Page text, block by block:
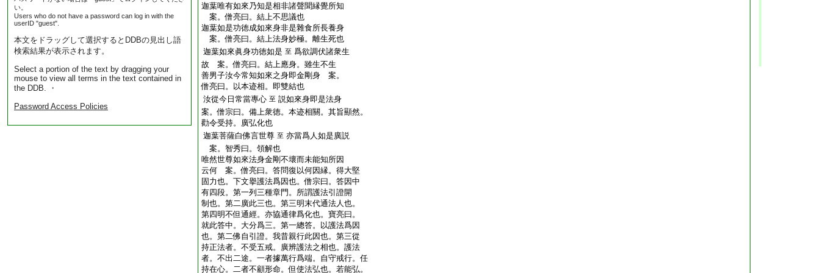
い。
Users who do not have a password can log in with the
userID "guest".
本文をドラッグして選択するとDDBの見出し語
検索結果が表示されます。
Select a portion of the text by dragging your
mouse to view all terms in the text contained in
the DDB. ・
Password Access Policies
迦葉唯有如來乃知是相非諸聲聞縁覺所知
案。僧亮曰。結上不思議也
迦葉如是功徳成如來身非是雜食所長養身
案。僧亮曰。結上法身妙極。離生死也
迦葉如來眞身功徳如是 至 爲欲調伏諸衆生
故 案。僧亮曰。結上應身。雖生不生
善男子汝今常知如來之身即金剛身 案。
僧亮曰。以本迹相。即雙結也
汝從今日常當專心 至 説如來身即是法身
案。僧宗曰。備上衆徳。本迹相關。其旨顯然。
勸令受持。廣弘化也
迦葉菩薩白佛言世尊 至 亦當爲人如是廣説
案。智秀曰。領解也
唯然世尊如來法身金剛不壞而未能知所因
云何 案。僧亮曰。答問復以何因縁。得大堅
固力也。下文擧護法爲因也。僧宗曰。答因中
有四段。第一列三種章門。所謂護法引證開
制也。第二廣此三也。第三明末代通法人也。
第四明不但通經。亦協通律爲化也。寶亮曰。
就此答中。大分爲三。第一總答。以護法爲因
也。第二佛自引證。我昔親行此因也。第三從
持正法者。不受五戒。廣辨護法之相也。護法
者。不出二途。一者據萬行爲端。自守戒行。任
持在心。二者不顧形命。但使法弘也。若能弘。